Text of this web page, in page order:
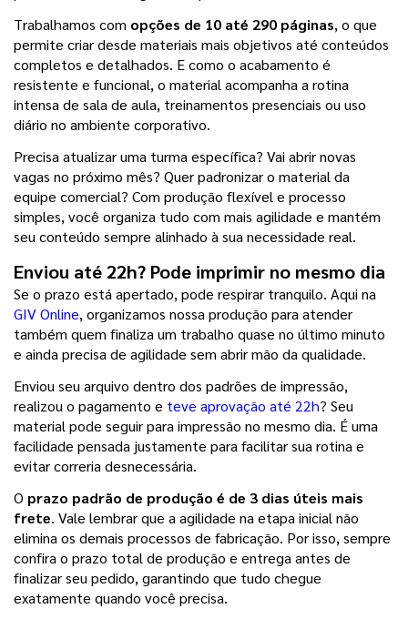
Trabalhamos com opções de 10 até 290 páginas, o que
permite criar desde materiais mais objetivos até conteúdos
completos e detalhados. E como o acabamento é
resistente e funcional, o material acompanha a rotina
intensa de sala de aula, treinamentos presenciais ou uso
diário no ambiente corporativo.
Precisa atualizar uma turma específica? Vai abrir novas
vagas no próximo mês? Quer padronizar o material da
equipe comercial? Com produção flexível e processo
simples, você organiza tudo com mais agilidade e mantém
seu conteúdo sempre alinhado à sua necessidade real.
Enviou até 22h? Pode imprimir no mesmo dia
GIV Online, organizamos nossa produção para atender
também quem finaliza um trabalho quase no último minuto
e ainda precisa de agilidade sem abrir mão da qualidade.
Enviou seu arquivo dentro dos padrões de impressão,
realizou o pagamento e teve aprovação até 22h? Seu
material pode seguir para impressão no mesmo dia. É uma
facilidade pensada justamente para facilitar sua rotina e
evitar correria desnecessária.
O prazo padrão de produção é de 3 dias úteis mais
frete. Vale lembrar que a agilidade na etapa inicial não
elimina os demais processos de fabricação. Por isso, sempre
confira o prazo total de produção e entrega antes de
finalizar seu pedido, garantindo que tudo chegue
exatamente quando você precisa.